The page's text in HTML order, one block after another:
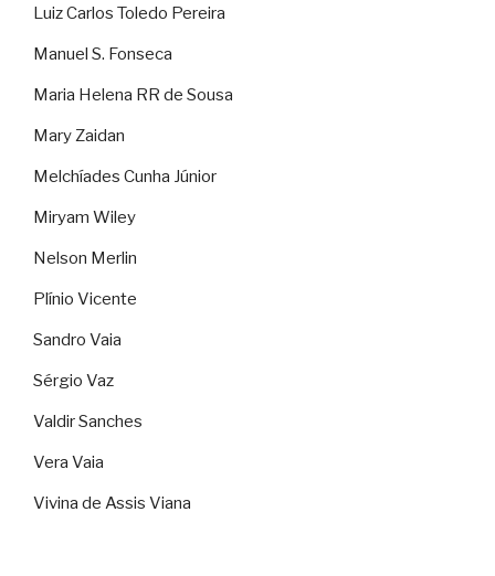
Luiz Carlos Toledo Pereira
Manuel S. Fonseca
Maria Helena RR de Sousa
Mary Zaidan
Melchíades Cunha Júnior
Miryam Wiley
Nelson Merlin
Plínio Vicente
Sandro Vaia
Sérgio Vaz
Valdir Sanches
Vera Vaia
Vivina de Assis Viana